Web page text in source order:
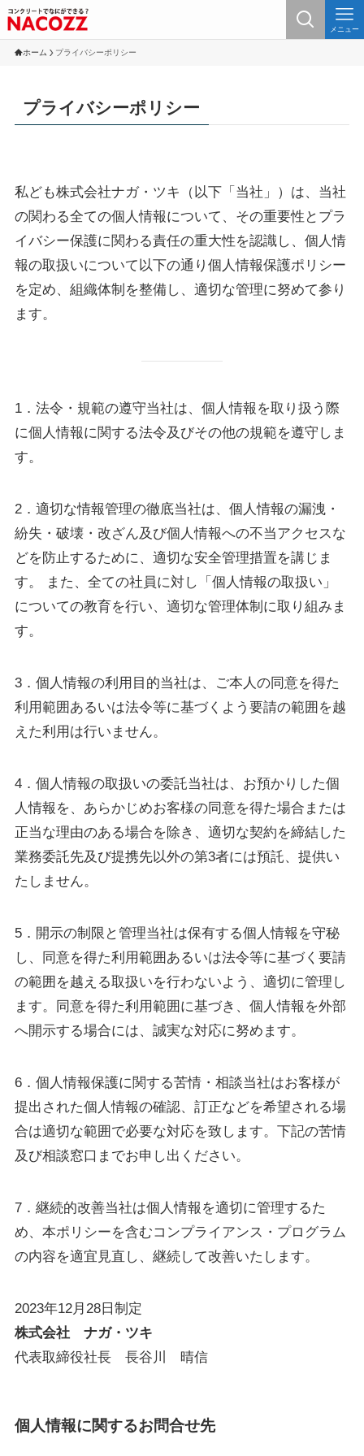
メニュー
ホーム プライバシーポリシー
プライバシーポリシー
私ども株式会社ナガ・ツキ（以下「当社」）は、当社
の関わる全ての個人情報について、その重要性とプラ
イバシー保護に関わる責任の重大性を認識し、個人情
報の取扱いについて以下の通り個人情報保護ポリシー
を定め、組織体制を整備し、適切な管理に努めて参り
ます。
1．法令・規範の遵守当社は、個人情報を取り扱う際
に個人情報に関する法令及びその他の規範を遵守しま
す。
2．適切な情報管理の徹底当社は、個人情報の漏洩・
紛失・破壊・改ざん及び個人情報への不当アクセスな
どを防止するために、適切な安全管理措置を講じま
す。 また、全ての社員に対し「個人情報の取扱い」
についての教育を行い、適切な管理体制に取り組みま
す。
3．個人情報の利用目的当社は、ご本人の同意を得た
利用範囲あるいは法令等に基づくよう要請の範囲を越
えた利用は行いません。
4．個人情報の取扱いの委託当社は、お預かりした個
人情報を、あらかじめお客様の同意を得た場合または
正当な理由のある場合を除き、適切な契約を締結した
業務委託先及び提携先以外の第3者には預託、提供い
たしません。
5．開示の制限と管理当社は保有する個人情報を守秘
し、同意を得た利用範囲あるいは法令等に基づく要請
の範囲を越える取扱いを行わないよう、適切に管理し
ます。同意を得た利用範囲に基づき、個人情報を外部
へ開示する場合には、誠実な対応に努めます。
6．個人情報保護に関する苦情・相談当社はお客様が
提出された個人情報の確認、訂正などを希望される場
合は適切な範囲で必要な対応を致します。下記の苦情
及び相談窓口までお申し出ください。
7．継続的改善当社は個人情報を適切に管理するた
め、本ポリシーを含むコンプライアンス・プログラム
の内容を適宜見直し、継続して改善いたします。
2023年12月28日制定
株式会社 ナガ・ツキ
代表取締役社長 長谷川 晴信
個人情報に関するお問合せ先